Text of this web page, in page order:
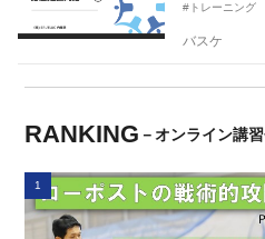
#トレーニング
バスケ
RANKING －オンライン講
1